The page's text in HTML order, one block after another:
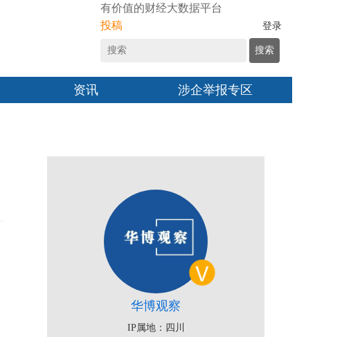
有价值的财经大数据平台
投稿
登录
搜索
资讯 涉企举报专区
华博观察
IP属地：四川